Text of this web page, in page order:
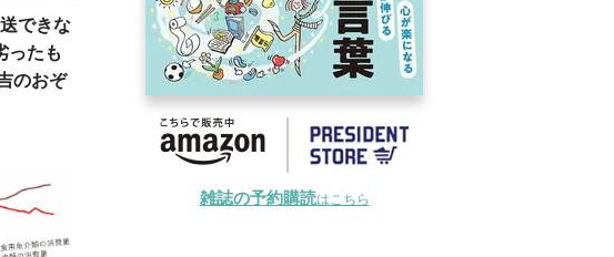
できな
ったも
のおぞ
雑誌の予約購読はこちら